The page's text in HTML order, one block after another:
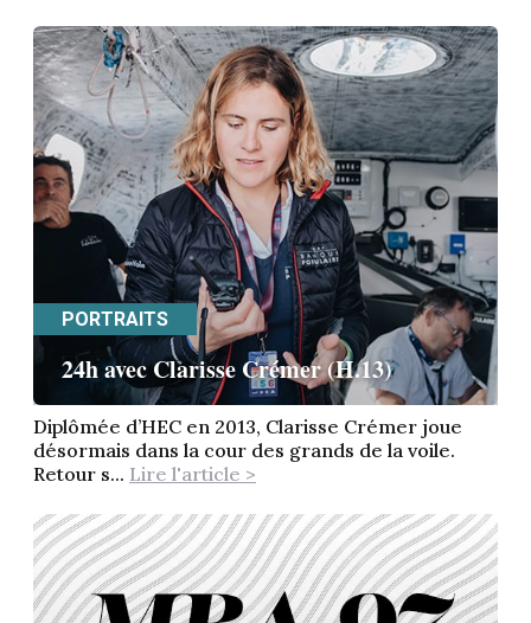
PORTRAITS
24h avec Clarisse Crémer (H.13)
Diplômée d’HEC en 2013, Clarisse Crémer joue
désormais dans la cour des grands de la voile.
Retour s... Lire l'article >